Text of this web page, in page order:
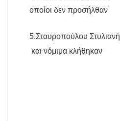
οποίοι δεν προσήλθαν
5.Σταυροπούλου Στυλιανή
και νόμιμα κλήθηκαν